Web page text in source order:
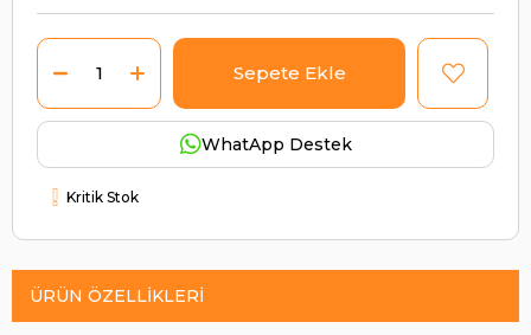
WhatApp Destek
Kritik Stok
ÜRÜN ÖZELLIKLERI